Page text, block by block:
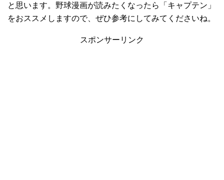
と思います。野球漫画が読みたくなったら「キャプテン」
をおススメしますので、ぜひ参考にしてみてくださいね。
スポンサーリンク